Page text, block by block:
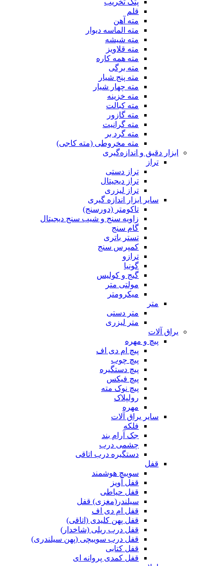
قلم
مته آهن
مته الماسه دیوار
مته شیشه
مته قلاویز
مته همه کاره
مته برگی
مته پنج شیار
مته چهار شیار
مته خزینه
مته کبالت
مته گازور
مته گرانیت
مته گرد بر
مته مخروطی (مته کاجی)
ابزار دقیق و اندازه‌گیری
تراز
تراز دستی
تراز دیجیتال
تراز لیزری
سایر ابزار اندازه گیری
تاکومتر (دورسنج)
زاویه سنج و شیب سنج دیجیتال
گام سنج
تستر باتری
کمپرس سنج
ترازو
گونیا
گیج و کولیس
مولتی متر
میکرومتر
متر
متر دستی
متر لیزری
یراق آلات
پیچ و مهره
پیچ ام دی اف
پیچ چوب
پیچ دستگیره
پیچ فیکس
پیچ نوک مته
رولپلاک
مهره
سایر یراق آلات
فلکه
جک آرام بند
چشمی درب
دستگیره درب اتاقی
قفل
سوییچ هوشمند
قفل آویز
قفل حیاطی
سیلندر(مغزی) قفل
قفل ام دی اف
قفل پهن کلیدی (اتاقی)
قفل درب ریلی (شاخدار)
قفل درب سوییچی (پهن سیلندری)
قفل کتابی
قفل کمدی پروانه ای